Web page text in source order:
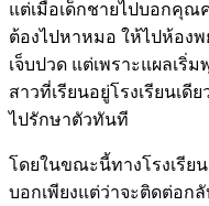
แต่เมื่อเด็กชายไปบอกคุณ
ต้องไปหาหมอ ให้ไปห้อง
เจ็บปวด แต่เพราะแผลเริ่
สาวที่เรียนอยู่โรงเรียนเ
ไปรักษาตัวทันที
โดยในขณะนี้ทางโรงเรีย
บอกเพียงแต่ว่าจะติดต่อก